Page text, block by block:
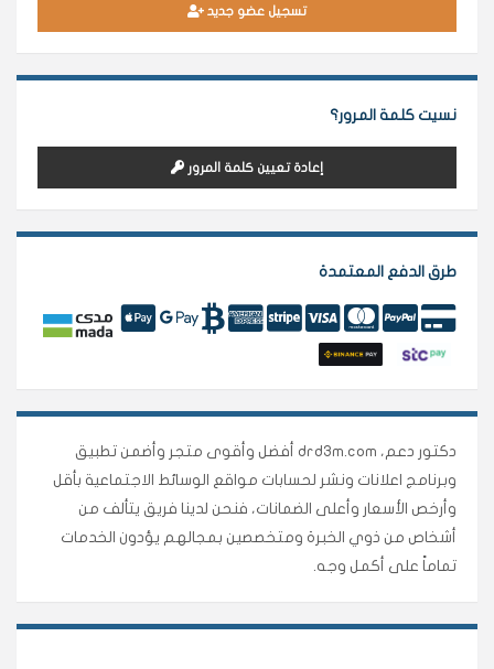
تسجيل عضو جديد
نسيت كلمة المرور؟
إعادة تعيين كلمة المرور
طرق الدفع المعتمدة
دكتور دعم، drd3m.com أفضل وأقوى متجر وأضمن تطبيق
وبرنامج اعلانات ونشر لحسابات مواقع الوسائط الاجتماعية بأقل
وأرخص الأسعار وأعلى الضمانات، فنحن لدينا فريق يتألف من
أشخاص من ذوي الخبرة ومتخصصين بمجالهم يؤدون الخدمات
تماماً على أكمل وجه.